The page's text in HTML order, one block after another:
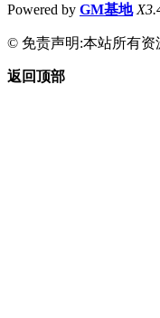
Powered by GM基地
© 免责声明:本站所有资
返回顶部